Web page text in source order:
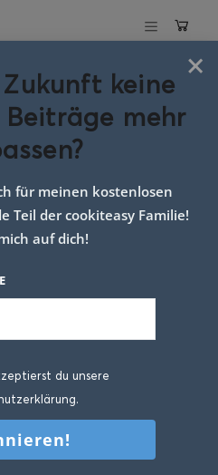
ohne
×
keine
Beiträge mehr
für meinen kostenlosen
Teil der cookiteasy Familie!
auf dich!
du unsere